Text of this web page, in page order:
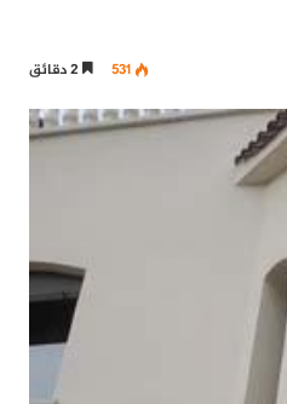
531 2 دقائق